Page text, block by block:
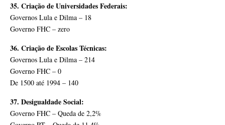
35. Criação de Universidades Federais:
Governos Lula e Dilma – 18
Governo FHC – zero
36. Criação de Escolas Técnicas:
Governos Lula e Dilma – 214
Governo FHC – 0
De 1500 até 1994 – 140
37. Desigualdade Social:
Governo FHC – Queda de 2,2%